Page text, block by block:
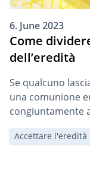
6. June 2023
Come
dell’eredità
Se qualcuno
una comunione
congiuntamente
individualmente
necessario
Accettare l'eredità